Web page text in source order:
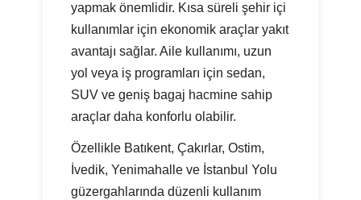
yapmak önemlidir. Kısa süreli şehir içi
kullanımlar için ekonomik araçlar yakıt
avantajı sağlar. Aile kullanımı, uzun
yol veya iş programları için sedan,
SUV ve geniş bagaj hacmine sahip
araçlar daha konforlu olabilir.
Özellikle Batıkent, Çakırlar, Ostim,
İvedik, Yenimahalle ve İstanbul Yolu
güzergahlarında düzenli kullanım